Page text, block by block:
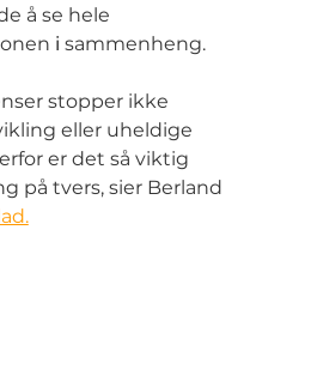
å se hele
i sammenheng.
stopper ikke
eller uheldige
er det så viktig
på tvers, sier Berland